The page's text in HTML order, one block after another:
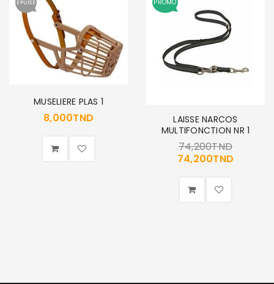
CONNECTER
ou e-mail*
Se souvenir de moi
SE CONNECTER
EPUISÉ
MUSELIERE PLAS 1
8,000TND
PROMO
LAISSE NARCOS
MULTIFONCTION NR 1
74,200TND
74,200TND